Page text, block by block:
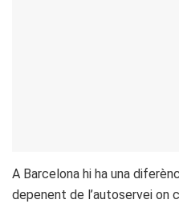
A Barcelona hi ha una
depenent de l’autoservei on